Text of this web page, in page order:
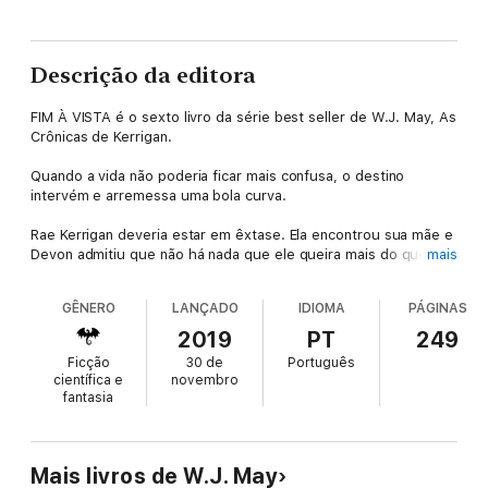
Descrição da editora
FIM À VISTA é o sexto livro da série best seller de W.J. May, As
Crônicas de Kerrigan.
Quando a vida não poderia ficar mais confusa, o destino
intervém e arremessa uma bola curva.
Rae Kerrigan deveria estar em êxtase. Ela encontrou sua mãe e
Devon admitiu que não há nada que ele queira mais do que
de Rae pelo mesmo motivo que Lanford havia tentado em seu
primeiro ano no Guilder.
O inimigo tem um novo rosto agora. Jonathon Cromfield. Só
que ele não é realmente novo, não é?
mais
GÊNERO
Ficção
científica e
fantasia
LANÇADO
2019
30 de
novembro
IDIOMA
PT
Português
PÁGINAS
249
Mais livros de W.J. May